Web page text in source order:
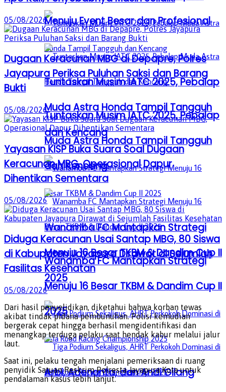
Tuntaskan Musim IATC 2025, Pebalap
Muda Astra Honda Tampil Tangguh
dan Kencang
Wanamba FC Mantapkan Strategi
Menuju 16 Besar TKBM & Dandim Cup II
2025
Arbi, Adenanta, dan Andi Gilang
Menuju Event Besar dan Profesional
Tuntaskan Musim IATC 2025, Pebalap
Muda Astra Honda Tampil Tangguh
dan Kencang
Wanamba FC Mantapkan Strategi
Menuju 16 Besar TKBM & Dandim Cup II
2025
05/08/2026
Dugaan Keracunan MBG di Depapre, Polres
Jayapura Periksa Puluhan Saksi dan Barang
Bukti
05/08/2026
Yayasan KISP Buka Suara Soal Dugaan
Keracunan MBG, Operasional Dapur
Dihentikan Sementara
05/08/2026
Diduga Keracunan Usai Santap MBG, 80 Siswa
di Kabupaten Jayapura Dirawat di Sejumlah
Fasilitas Kesehatan
05/08/2026
Dari hasil penyelidikan, diketahui bahwa korban tewas
akibat tindak pidana pembunuhan. Polisi kemudian
bergerak cepat hingga berhasil mengidentifikasi dan
menangkap terduga pelaku saat hendak kabur melalui jalur
laut.
Saat ini, pelaku tengah menjalani pemeriksaan di ruang
penyidik Satuan Reskrim Polresta Jayapura Kota untuk
pendalaman kasus lebih lanjut.